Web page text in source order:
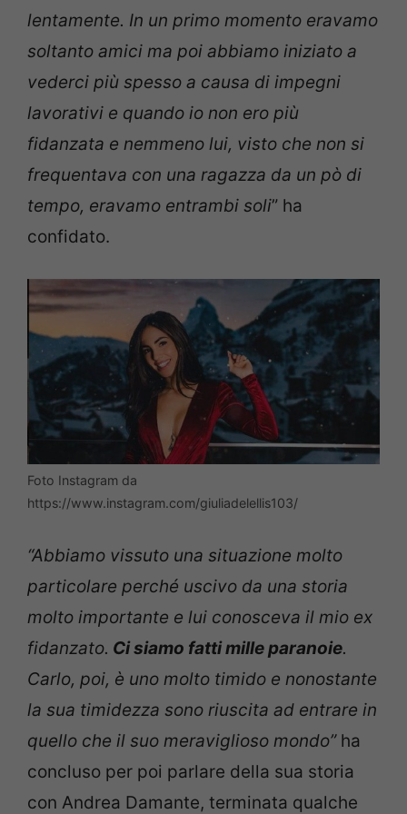
lentamente. In un primo momento eravamo
soltanto amici ma poi abbiamo iniziato a
vederci più spesso a causa di impegni
lavorativi e quando io non ero più
fidanzata e nemmeno lui, visto che non si
frequentava con una ragazza da un pò di
tempo, eravamo entrambi soli” ha
confidato.
Foto Instagram da
https://www.instagram.com/giuliadelellis103/
“Abbiamo vissuto una situazione molto
particolare perché uscivo da una storia
molto importante e lui conosceva il mio ex
fidanzato. Ci siamo fatti mille paranoie.
Carlo, poi, è uno molto timido e nonostante
la sua timidezza sono riuscita ad entrare in
quello che il suo meraviglioso mondo”ha
concluso per poi parlare della sua storia
con Andrea Damante, terminata qualche